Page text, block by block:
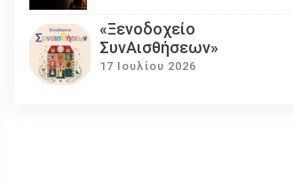
«Ξενοδοχείο
ΣυνΑισθήσεων»
17 Ιουλίου 2026